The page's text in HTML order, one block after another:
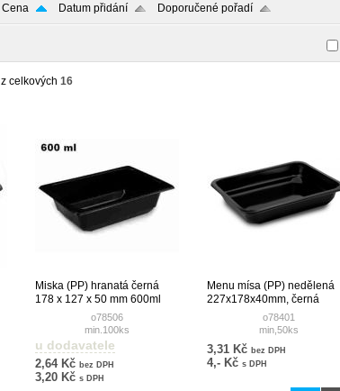
Cena Datum přidání Doporučené pořadí
z celkových 16
Miska (PP) hranatá černá
178 x 127 x 50 mm 600ml
o78506
min.100ks
u dodavatele
2,64 Kč bez DPH
3,20 Kč s DPH
Menu mísa (PP) nedělená
227x178x40mm, černá
o78401
min,50ks
3,31 Kč bez DPH
4,- Kč s DPH